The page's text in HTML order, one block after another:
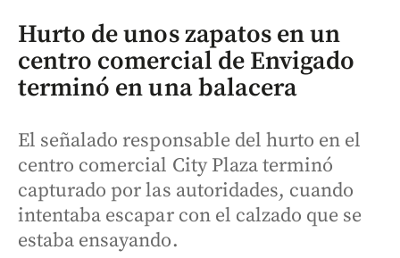
Hurto de unos zapatos en un
centro comercial de Envigado
terminó en una balacera
El señalado responsable del hurto en el
centro comercial City Plaza terminó
capturado por las autoridades, cuando
intentaba escapar con el calzado que se
estaba ensayando.